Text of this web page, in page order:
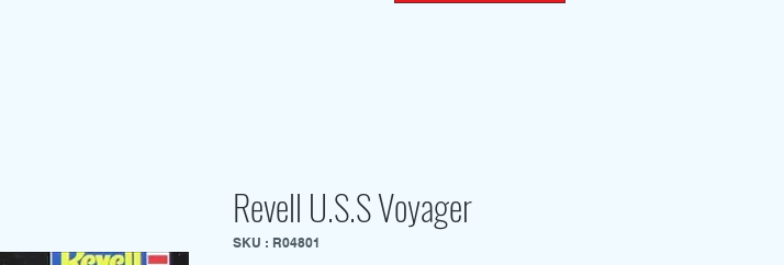
Revell U.S.S Voyager
SKU : R04801